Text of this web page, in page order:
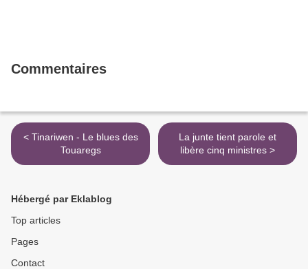
Commentaires
< Tinariwen - Le blues des
Touaregs
La junte tient parole et
libère cinq ministres >
Hébergé par Eklablog
Top articles
Pages
Contact